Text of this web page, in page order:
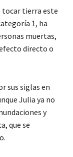
tierra este
1, ha
muertas,
directo o
sus siglas en
Julia ya no
y
que se